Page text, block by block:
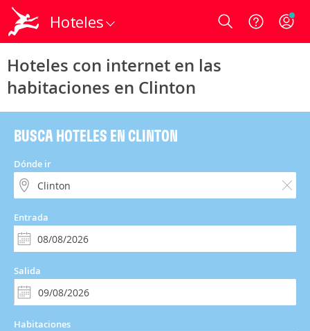
Hoteles Login
Hoteles con internet en las
habitaciones en Clinton
BUSCA HOTELES EN CLINTON
Dónde ir
Entrada
Salida
Habitaciones